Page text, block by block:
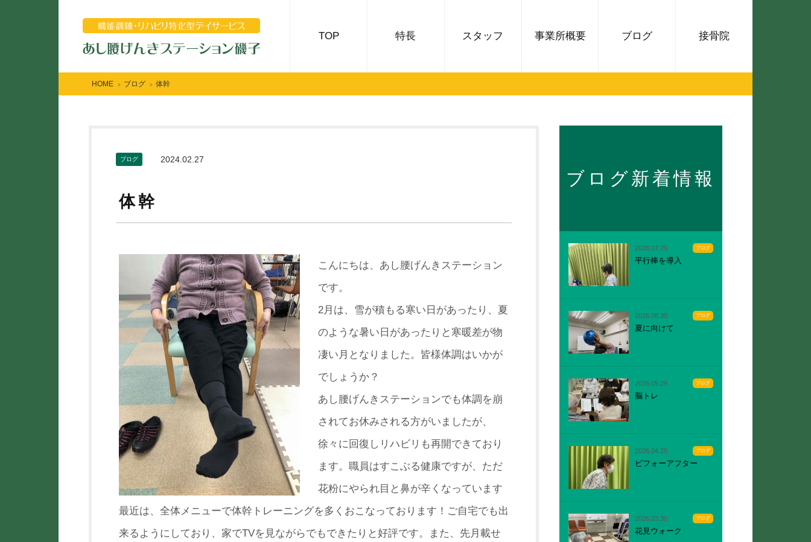
TOP 特長 スタッフ 事業所概要 ブログ 接骨院
HOME > ブログ > 体幹
ブログ 2024.02.27
体幹
こんにちは、あし腰げんきステーション
です。
2月は、雪が積もる寒い日があったり、夏
のような暑い日があった りと寒暖差が物
凄い月となりました。皆様体調はいかが
でしょうか ？
あし腰げんきステーションでも体調を崩
されてお休みされる方がいましたが、
徐々に回復しリハビリも再開できており
ます。職員はすこぶる健康ですが、ただ
花粉にやられ目と鼻が辛くなっています
最近は、全体メニューで体幹トレーニングを多くおこなっておりま す！ご自宅でも出
来るようにしており、家でTVを見ながらでもでき たりと好評です。また、先月載せ
ブログ新着情報
2026.07.29 ブログ
平行棒を導入
2026.06.30 ブログ
夏に向けて
2026.05.29 ブログ
脳トレ
2026.04.28 ブログ
ビフォーアフター
2026.03.30 ブログ
花見ウォーク